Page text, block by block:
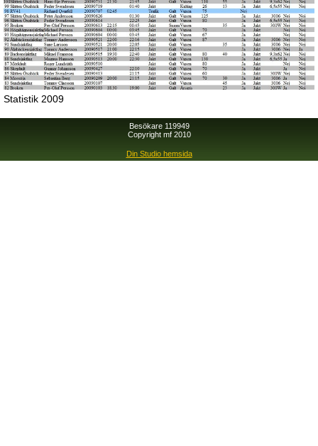
Statistik 2009
Besökare 119949
Copyright mf 2010
Din Studio hemsida